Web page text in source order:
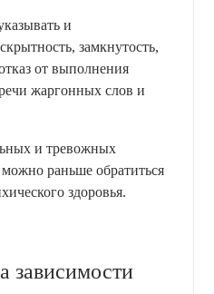
и
замкнутость,
от выполнения
жаргонных слов и
и тревожных
раньше обратиться
здоровья.
зависимости